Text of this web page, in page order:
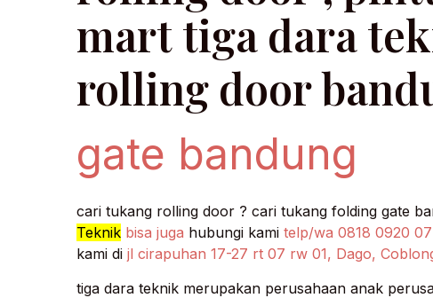
mart tiga dara teknik ,
rolling door
gate bandung
Teknik bisa juga hubungi kami telp/wa 0818 0920
kami di jl cirapuhan 17-27 rt 07 rw 01, Dago,
tiga dara teknik merupakan perusahaan anak